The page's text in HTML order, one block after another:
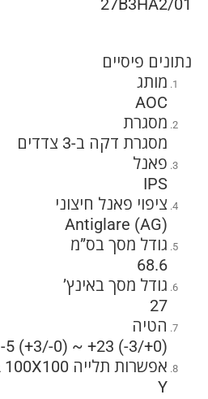
נתונים פיסיים
מותג
AOC
מסגרת
מסגרת דקה ב-3 צדדים
פאנל
IPS
ציפוי פאנל חיצוני
Antiglare (AG)
גודל מסך בס”מ
68.6
גודל מסך באינץ’
27
הטיה
-5 (+3/-0) ~ +23 (-3/+0)
אפשרות תלייה VESA 100X100
Y